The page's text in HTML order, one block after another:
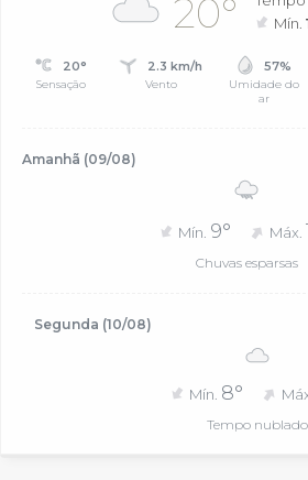
20°
Mín.
20°
Sensação
2.3 km/h
Vento
57%
Umidade do
ar
Amanhã (09/08)
Mín. 9° Máx.
Chuvas esparsas
Segunda (10/08)
Mín. 8°
Tempo nublado